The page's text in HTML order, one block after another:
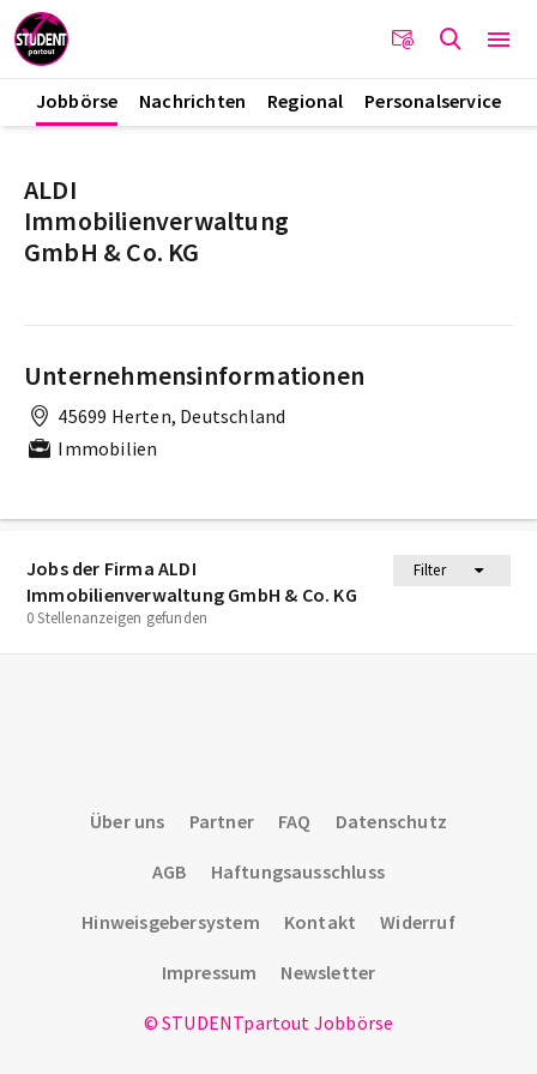
Jobbörse Nachrichten Regional Personalservice
Jobs der Firma ALDI
Immobilienverwaltung GmbH & Co. KG
Filter
0 Stellenanzeigen gefunden
ALDI
Immobilienverwaltung
GmbH & Co. KG
Unternehmensinformationen
45699 Herten, Deutschland
Immobilien
Über uns Partner FAQ Datenschutz
AGB Haftungsausschluss
Hinweisgebersystem Kontakt Widerruf
Impressum Newsletter
© STUDENTpartout Jobbörse